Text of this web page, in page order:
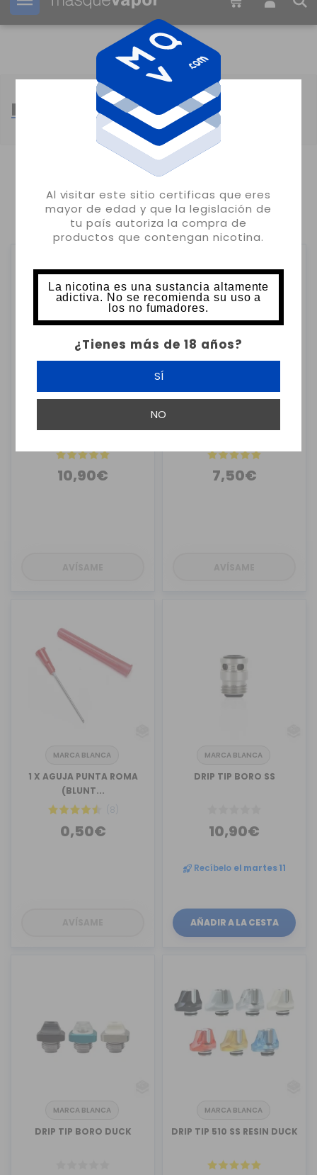
Al visitar este sitio certificas que eres
mayor de edad y que la legislación de
tu país autoriza la compra de
productos que contengan nicotina.
La nicotina es una sustancia altamente
adictiva. No se recomienda su uso a
los no fumadores.
¿Tienes más de 18 años?
SÍ
NO
Tu pedido puede ser enviado en 41m: 34s
MARCA BLANCA
MOSTRANDO 1-24 DE 58 ARTÍCULO(S)
1 2 3
MARCA BLANCA
10,90€
MARCA BLANCA
7,50€
MARCA BLANCA
1 X AGUJA PUNTA ROMA
(BLUNT...
(8)
0,50€
MARCA BLANCA
DRIP TIP BORO SS
10,90€
Recíbelo el martes 11
AÑADIR A LA CESTA
MARCA BLANCA
DRIP TIP BORO DUCK
MARCA BLANCA
DRIP TIP 510 SS RESIN DUCK